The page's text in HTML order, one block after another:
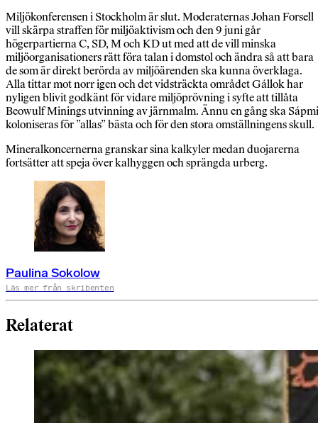
Miljökonferensen i Stockholm är slut. Moderaternas Johan Forsell
vill skärpa straffen för miljöaktivism och den 9 juni går
högerpartierna C, SD, M och KD ut med att de vill minska
miljöorganisationers rätt föra talan i domstol och ändra så att bara
de som är direkt berörda av miljöärenden ska kunna överklaga.
Alla tittar mot norr igen och det vidsträckta området Gállok har
nyligen blivit godkänt för vidare miljöprövning i syfte att tillåta
Beowulf Minings utvinning av järnmalm. Ännu en gång ska Sápmi
koloniseras för ”allas” bästa och för den stora omställningens skull.
Mineralkoncernerna granskar sina kalkyler medan duojarerna
fortsätter att speja över kalhyggen och sprängda urberg.
Paulina Sokolow
Läs mer från skribenten
Relaterat